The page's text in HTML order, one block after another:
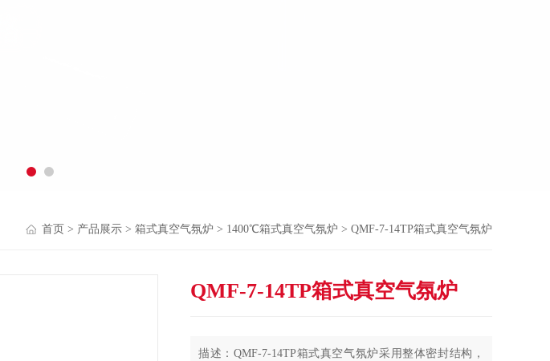
首页 > 产品展示 > 箱式真空气氛炉 > 1400℃箱式真空气氛炉 > QMF-7-14TP箱式真空气氛炉
QMF-7-14TP箱式真空气氛炉
描述：QMF-7-14TP箱式真空气氛炉采用整体密封结构，